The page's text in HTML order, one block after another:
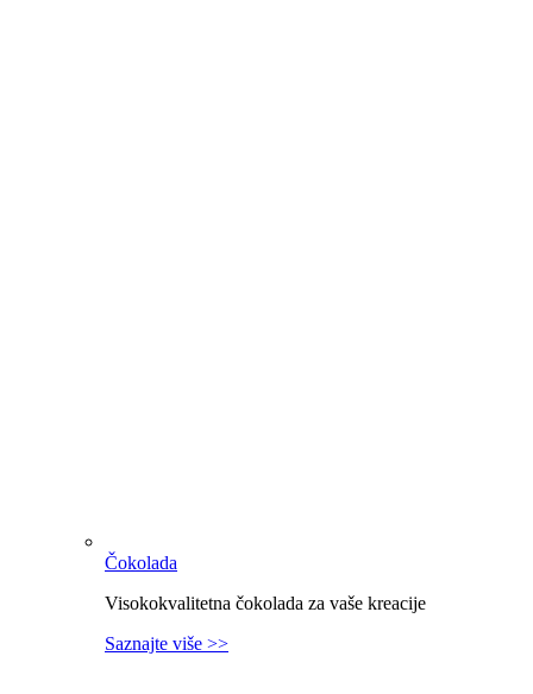
Čokolada
Visokokvalitetna čokolada za vaše kreacije
Saznajte više >>